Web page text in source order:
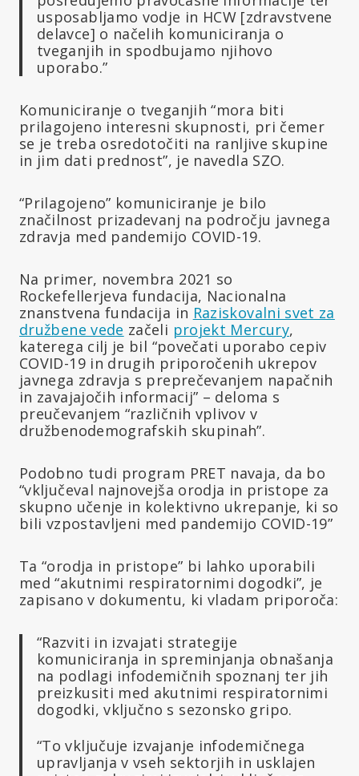
usposabljamo vodje in HCW [zdravstvene
delavce] o načelih komuniciranja o
tveganjih in spodbujamo njihovo
uporabo.”
Komuniciranje o tveganjih “mora biti
prilagojeno interesni skupnosti, pri čemer
se je treba osredotočiti na ranljive skupine
in jim dati prednost”, je navedla SZO.
“Prilagojeno” komuniciranje je bilo
značilnost prizadevanj na področju javnega
zdravja med pandemijo COVID-19.
Na primer, novembra 2021 so
Rockefellerjeva fundacija, Nacionalna
znanstvena fundacija in Raziskovalni svet za
družbene vede začeli projekt Mercury,
katerega cilj je bil “povečati uporabo cepiv
COVID-19 in drugih priporočenih ukrepov
javnega zdravja s preprečevanjem napačnih
in zavajajočih informacij” – deloma s
preučevanjem “različnih vplivov v
družbenodemografskih skupinah”.
Podobno tudi program PRET navaja, da bo
“vključeval najnovejša orodja in pristope za
skupno učenje in kolektivno ukrepanje, ki so
bili vzpostavljeni med pandemijo COVID-19”
Ta “orodja in pristope” bi lahko uporabili
med “akutnimi respiratornimi dogodki”, je
zapisano v dokumentu, ki vladam priporoča:
“Razviti in izvajati strategije
komuniciranja in spreminjanja obnašanja
na podlagi infodemičnih spoznanj ter jih
preizkusiti med akutnimi respiratornimi
dogodki, vključno s sezonsko gripo.
“To vključuje izvajanje infodemičnega
upravljanja v vseh sektorjih in usklajen